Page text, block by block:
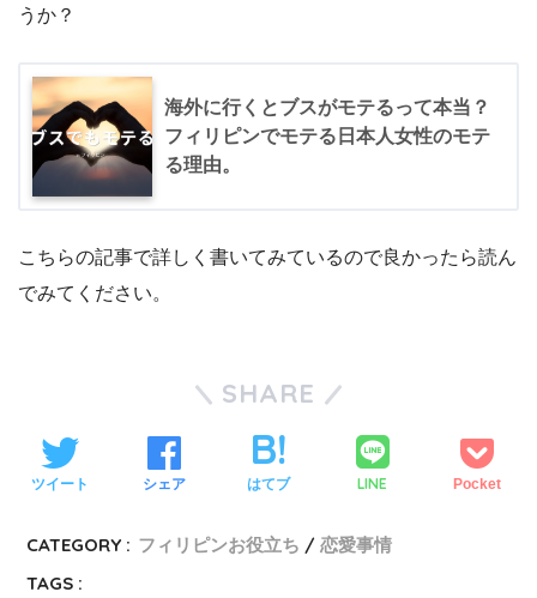
うか？
海外に行くとブスがモテるって本当？
フィリピンでモテる日本人女性のモテ
る理由。
こちらの記事で詳しく書いてみているので良かったら読ん
でみてください。
SHARE
ツイート シェア はてブ LINE Pocket
CATEGORY : フィリピンお役立ち
恋愛事情
TAGS :